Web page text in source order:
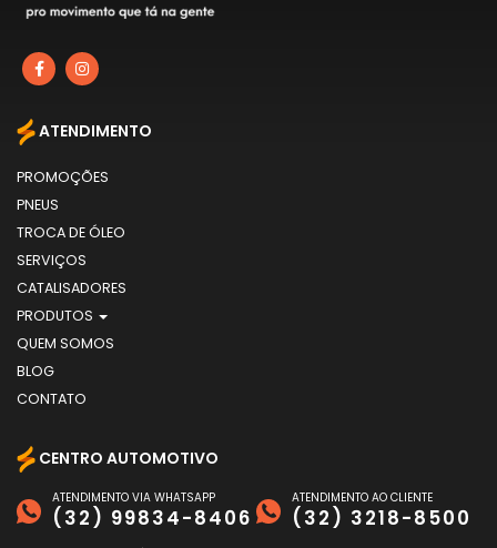
ATENDIMENTO
PROMOÇÕES
PNEUS
TROCA DE ÓLEO
SERVIÇOS
CATALISADORES
PRODUTOS
QUEM SOMOS
BLOG
CONTATO
CENTRO AUTOMOTIVO
ATENDIMENTO VIA WHATSAPP
(32) 99834-8406
ATENDIMENTO AO CLIENTE
(32) 3218-8500